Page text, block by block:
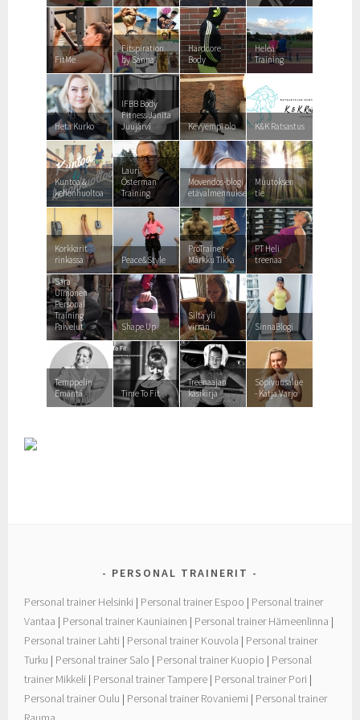
FitMe
Fitspiration
by Sanna
Hardcore
Body
Heleä
Training
Heta Kurko
IFBB Body
Fitness Janita
Juujärvi
Kevyempi olo K&K Ratsastus
Kuntoa &
kehonhuoltoa
Lauri
Österman
Training
Movendos-blogi
etävalmennuksesta
Muutoksen
tie
Korkkarit
rinkassa
Peace&Style
ProTrainer -
Márkku Tikka
PT Heli
treenaa
Sara
Uimonen
Personal
Training
Palvelut
Shape Up
Silta yli
virran
SinnaBlogi
Temppelin
Emäntä
Time To Fit
Treenaajan
käsikirja
Sopivuusalue
- Katja Varjo
PERSONAL TRAINERIT
Personal trainer Helsinki | Personal trainer Espoo | Personal trainer
Vantaa | Personal trainer Kauniainen | Personal trainer Hämeenlinna |
Personal trainer Lahti | Personal trainer Kouvola | Personal trainer
Turku | Personal trainer Salo | Personal trainer Kuopio | Personal
trainer Mikkeli | Personal trainer Tampere | Personal trainer Pori |
Personal trainer Oulu | Personal trainer Rovaniemi | Personal trainer